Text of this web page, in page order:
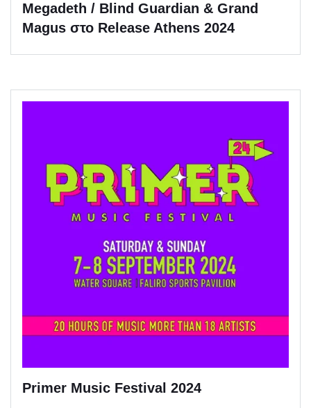
Megadeth / Blind Guardian & Grand
Magus στο Release Athens 2024
Primer Music Festival 2024